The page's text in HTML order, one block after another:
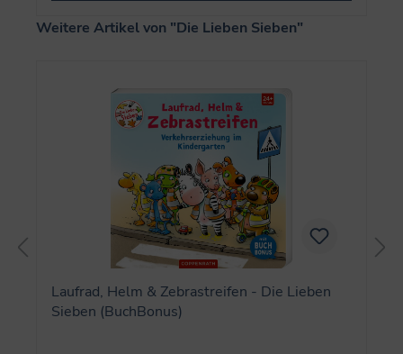
Produktgalerie überspringen
Weitere Artikel von "Die Lieben Sieben"
Laufrad, Helm & Zebrastreifen - Die Lieben
Sieben (BuchBonus)